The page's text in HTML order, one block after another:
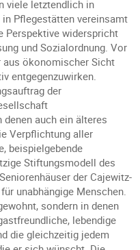
viele letztendlich in
Pflegestätten vereinsamt
Perspektive widerspricht
und Sozialordnung. Vor
ökonomischer Sicht
entgegenzuwirken.
der
denen auch ein älteres
Verpflichtung aller
beispielgebende
Stiftungsmodell des
der Cajewitz-
unabhängige Menschen.
sondern in denen
lebendige
die gleichzeitig jedem